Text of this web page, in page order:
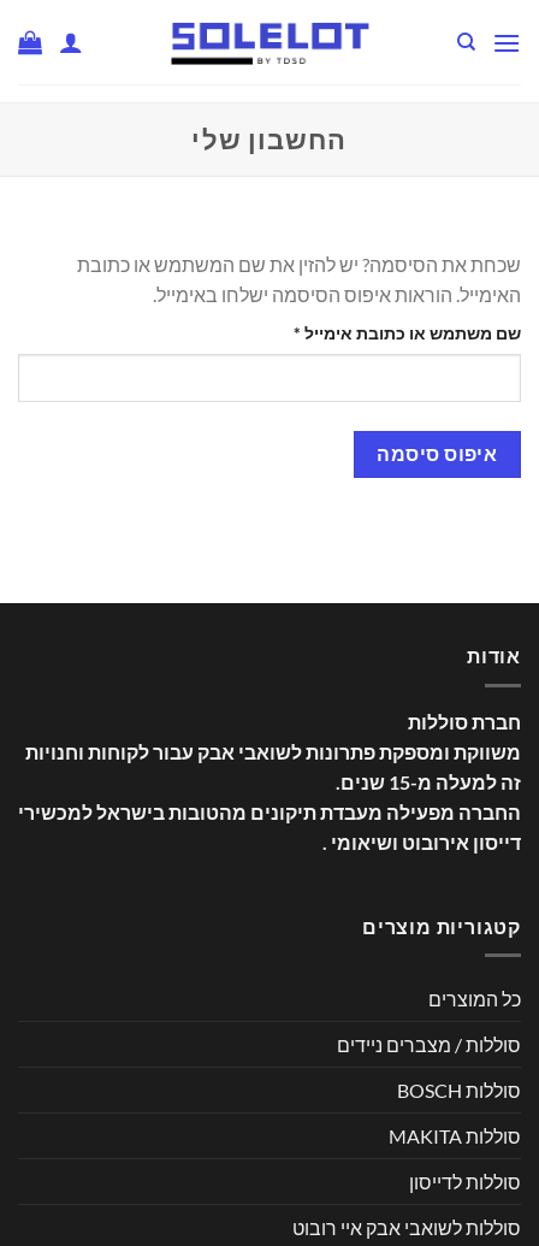
החשבון שלי
שכחת את הסיסמה? יש להזין את שם המשתמש או כתובת
האימייל. הוראות איפוס הסיסמה ישלחו באימייל.
שם משתמש או כתובת אימייל *חובה
איפוס סיסמה
אודות
חברת סוללות
משווקת ומספקת פתרונות לשואבי אבק עבור לקוחות וחנויות
זה למעלה מ-15 שנים
החברה מפעילה מעבדת תיקונים מהטובות בישראל למכשירי
דייסון אירובוט ושיאומי .
קטגוריות מוצרים
כל המוצרים
סוללות / מצברים ניידים
סוללות BOSCH
סוללות MAKITA
סוללות לדייסון
סוללות לשואבי אבק איי רובוט